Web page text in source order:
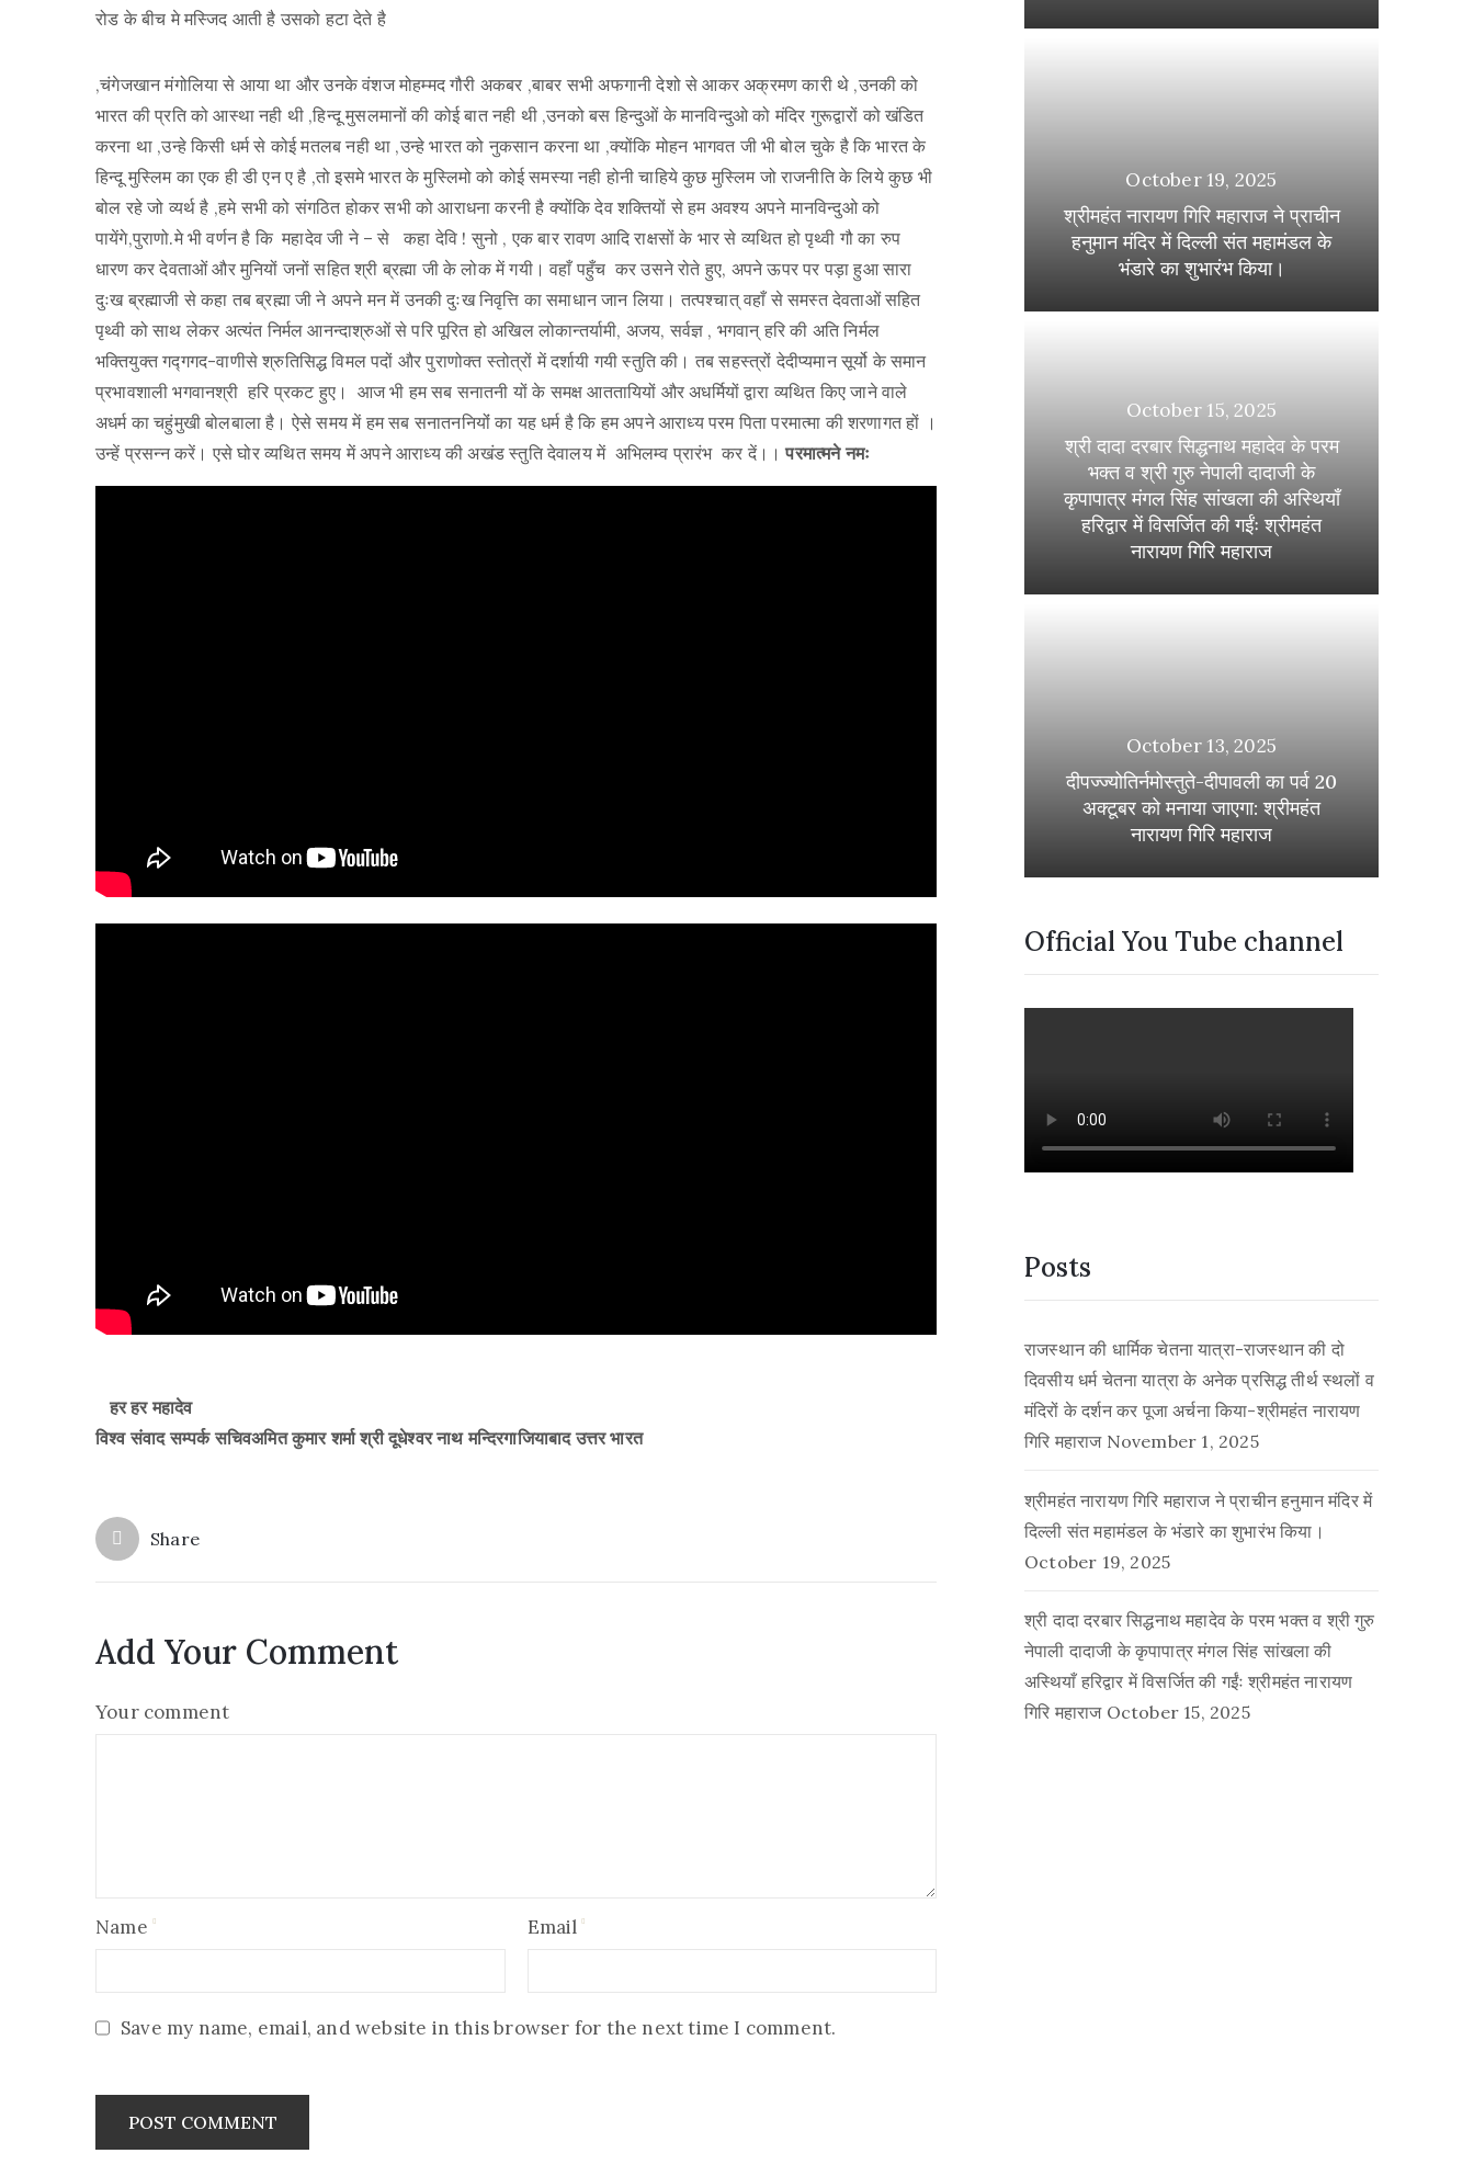
रोड के बीच मे मस्जिद आती है उसको हटा देते है
,चंगेजखान मंगोलिया से आया था और उनके वंशज मोहम्मद गौरी अकबर ,बाबर सभी अफगानी देशो से आकर अक्रमण कारी थे ,उनकी को
भारत की प्रति को आस्था नही थी ,हिन्दू मुसलमानों की कोई बात नही थी ,उनको बस हिन्दुओं के मानविन्दुओ को मंदिर गुरूद्वारों को खंडित
करना था ,उन्हे किसी धर्म से कोई मतलब नही था ,उन्हे भारत को नुकसान करना था ,क्योंकि मोहन भागवत जी भी बोल चुके है कि भारत के
हिन्दू मुस्लिम का एक ही डी एन ए है ,तो इसमे भारत के मुस्लिमो को कोई समस्या नही होनी चाहिये कुछ मुस्लिम जो राजनीति के लिये कुछ भी
बोल रहे जो व्यर्थ है ,हमे सभी को संगठित होकर सभी को आराधना करनी है क्योंकि देव शक्तियों से हम अवश्य अपने मानविन्दुओ को
पायेंगे,पुराणो.मे भी वर्णन है कि महादेव जी ने – से कहा देवि ! सुनो , एक बार रावण आदि राक्षसों के भार से व्यथित हो पृथ्वी गौ का रुप
धारण कर देवताओं और मुनियों जनों सहित श्री ब्रह्मा जी के लोक में गयी। वहाँ पहुँच कर उसने रोते हुए, अपने ऊपर पर पड़ा हुआ सारा
दुःख ब्रह्माजी से कहा तब ब्रह्मा जी ने अपने मन में उनकी दुःख निवृत्ति का समाधान जान लिया। तत्पश्चात् वहाँ से समस्त देवताओं सहित
पृथ्वी को साथ लेकर अत्यंत निर्मल आनन्दाश्रुओं से परि पूरित हो अखिल लोकान्तर्यामी, अजय, सर्वज्ञ , भगवान् हरि की अति निर्मल
भक्तियुक्त गद्गगद-वाणीसे श्रुतिसिद्ध विमल पदों और पुराणोक्त स्तोत्रों में दर्शायी गयी स्तुति की। तब सहस्त्रों देदीप्यमान सूर्यो के समान
प्रभावशाली भगवानश्री हरि प्रकट हुए। आज भी हम सब सनातनी यों के समक्ष आततायियों और अधर्मियों द्वारा व्यथित किए जाने वाले
अधर्म का चहुंमुखी बोलबाला है। ऐसे समय में हम सब सनातननियोंं का यह धर्म है कि हम अपने आराध्य परम पिता परमात्मा की शरणागत हों ।
उन्हें प्रसन्न करें। एसे घोर व्यथित समय में अपने आराध्य की अखंड स्तुति देवालय में अभिलम्व प्रारंभ कर दें।।परमात्मने नमः
हर हर महादेव
विश्व संवाद सम्पर्क सचिवअमित कुमार शर्मा श्री दूधेश्वर नाथ मन्दिरगाजियाबाद उत्तर भारत
Share
Add Your Comment
Your comment
Name Email
Save my name, email, and website in this browser for the next time I comment.
October 19, 2025
श्रीमहंत नारायण गिरि महाराज ने प्राचीन
हनुमान मंदिर में दिल्ली संत महामंडल के
भंडारे का शुभारंभ किया।
October 15, 2025
श्री दादा दरबार सिद्धनाथ महादेव के परम
भक्त व श्री गुरु नेपाली दादाजी के
कृपापात्र मंगल सिंह सांखला की अस्थियाँ
हरिद्वार में विसर्जित की गईंः श्रीमहंत
नारायण गिरि महाराज
October 13, 2025
दीपज्ज्योतिर्नमोस्तुते-दीपावली का पर्व 20
अक्टूबर को मनाया जाएगा: श्रीमहंत
नारायण गिरि महाराज
Official You Tube channel
Posts
राजस्थान की धार्मिक चेतना यात्रा-राजस्थान की दो
दिवसीय धर्म चेतना यात्रा के अनेक प्रसिद्ध तीर्थ स्थलों व
मंदिरों के दर्शन कर पूजा अर्चना किया-श्रीमहंत नारायण
गिरि महाराज November 1, 2025
श्रीमहंत नारायण गिरि महाराज ने प्राचीन हनुमान मंदिर में
दिल्ली संत महामंडल के भंडारे का शुभारंभ किया।
October 19, 2025
श्री दादा दरबार सिद्धनाथ महादेव के परम भक्त व श्री गुरु
नेपाली दादाजी के कृपापात्र मंगल सिंह सांखला की
अस्थियाँ हरिद्वार में विसर्जित की गईंः श्रीमहंत नारायण
गिरि महाराज October 15, 2025